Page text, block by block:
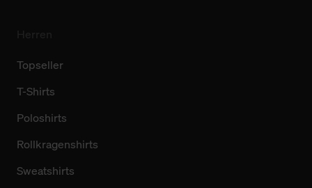
Topseller
T-Shirts
Poloshirts
Rollkragenshirts
Sweatshirts